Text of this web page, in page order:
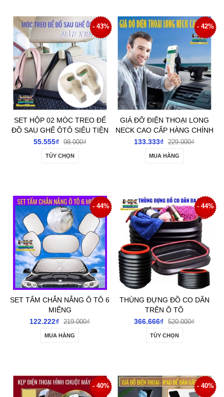
- 43%
SET HỘP 02 MÓC TREO ĐỂ
ĐỒ SAU GHẾ ÔTÔ SIÊU TIỆN
ÍCH
55.555₫ 98.000₫
TÙY CHỌN
- 42%
GIÁ ĐỠ ĐIỆN THOẠI LONG
NECK CAO CẤP HÀNG CHÍNH
HÃNG
133.333₫ 229.000₫
MUA HÀNG
- 44%
SET TẤM CHẮN NẮNG Ô TÔ 6
MIẾNG
122.222₫ 219.000₫
MUA HÀNG
- 44%
THÙNG ĐỰNG ĐỒ CO DÃN
TRÊN Ô TÔ
366.666₫ 520.000₫
TÙY CHỌN
- 40% - 40%